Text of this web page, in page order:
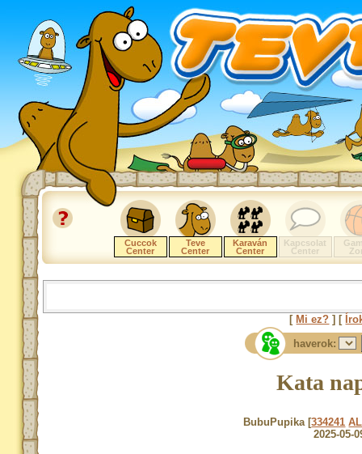
Cuccok
Center
Teve
Center
Karaván
Center
Kapcsolat
Center
[ Mi ez? ] [
haverok:
Kata
BubuPupika [334241 AL
2025-05-